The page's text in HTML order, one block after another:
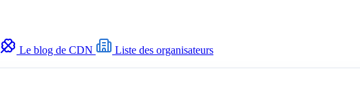
Le blog de CDN Liste des organisateurs